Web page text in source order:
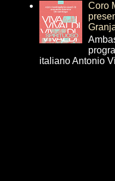
Coro
italiano Antonio